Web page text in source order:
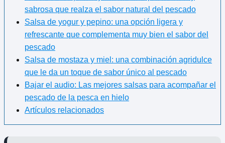
sabrosa que realza el sabor natural del pescado
Salsa de yogur y pepino: una opción ligera y
refrescante que complementa muy bien el sabor del
pescado
Salsa de mostaza y miel: una combinación agridulce
que le da un toque de sabor único al pescado
Bajar el audio: Las mejores salsas para acompañar el
pescado de la pesca en hielo
Artículos relacionados